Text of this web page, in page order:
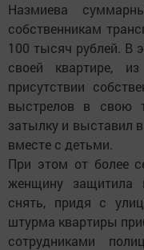
Назмиева
собственникам
100 тысяч рублей. В
своей квартире,
присутствии
выстрелов в свою
затылку и выставил
вместе с детьми.
При этом от более
женщину защитила
снять, придя с
штурма квартиры
сотрудниками